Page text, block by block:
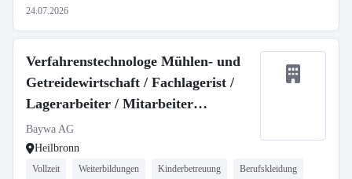
24.07.2026
Verfahrenstechnologe Mühlen- und
Getreidewirtschaft / Fachlagerist /
Lagerarbeiter / Mitarbeiter
Getreidesilo m/w/d, Agrar Heilbronn
Baywa AG
Heilbronn
Vollzeit Weiterbildungen Kinderbetreuung Berufskleidung